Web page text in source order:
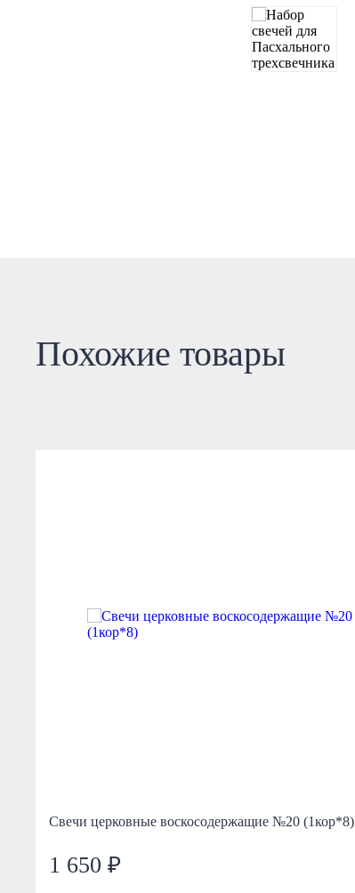
Похожие товары
Свечи церковные воскосодержащие №20 (1кор*8)
1 650 ₽